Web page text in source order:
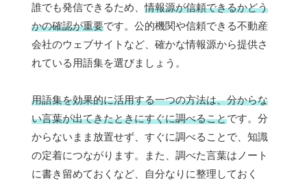
誰でも発信できるため、情報源が信頼できるかどう
かの確認が重要です。公的機関や信頼できる不動産
会社のウェブサイトなど、確かな情報源から提供さ
れている用語集を選びましょう。
用語集を効果的に活用する一つの方法は、分からな
い言葉が出てきたときにすぐに調べることです。分
からないまま放置せず、すぐに調べることで、知識
の定着につながります。また、調べた言葉はノート
に書き留めておくなど、自分なりに整理しておく